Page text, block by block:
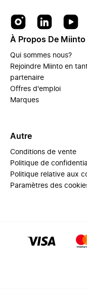
À Propos De Miinto
Qui sommes nous?
Rejoindre Miinto en
partenaire
Offres d'emploi
Marques
Autre
Conditions de vente
Politique de
Politique relative aux
Paramètres des